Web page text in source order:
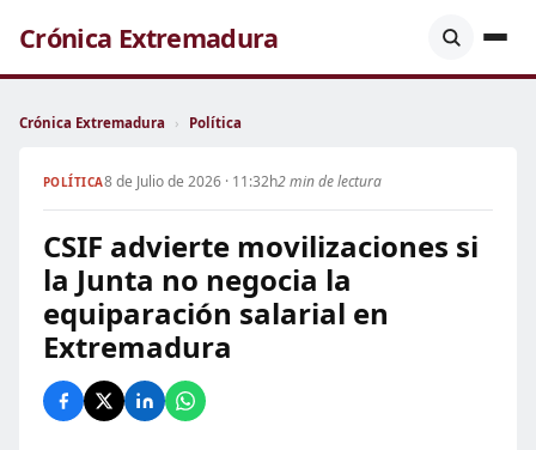
Crónica Extremadura
Crónica Extremadura › Política
POLÍTICA8 de Julio de 2026 · 11:32h2 min de lectura
CSIF advierte movilizaciones si
la Junta no negocia la
equiparación salarial en
Extremadura